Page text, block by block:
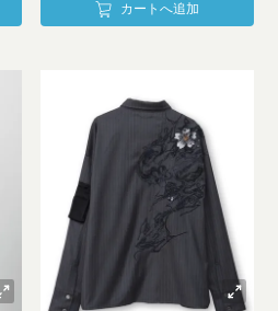
カートへ追加